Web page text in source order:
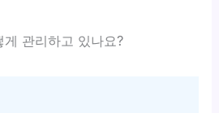
관리하고 있나요?